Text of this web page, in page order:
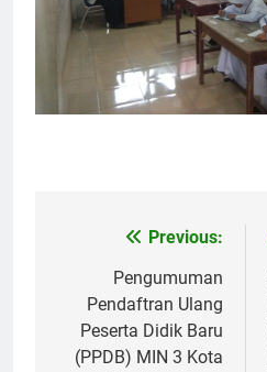
NavigasiPrevious:
Pengumuman
Pendaftran Ulang
Peserta Didik Baru
(PPDB) MIN 3 Kota